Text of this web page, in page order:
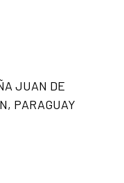
JUAN DE
PARAGUAY